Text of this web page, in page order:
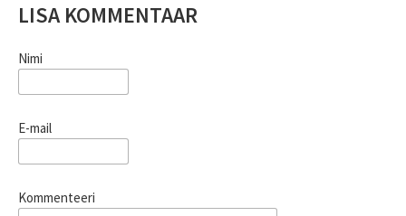
LISA KOMMENTAAR
Nimi
E-mail
Kommenteeri